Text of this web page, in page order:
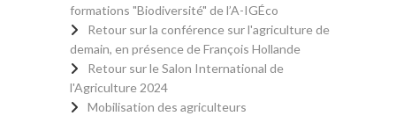
formations "Biodiversité" de l’A-IGÉco
Retour sur la conférence sur l'agriculture de
demain, en présence de François Hollande
Retour sur le Salon International de
l'Agriculture 2024
Mobilisation des agriculteurs